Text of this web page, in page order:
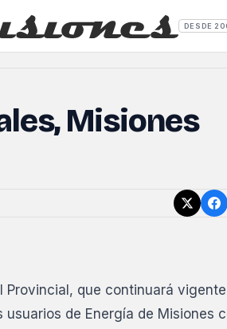
DESDE
Misiones
Provincial, que continuará vigente
de Energía de Misiones